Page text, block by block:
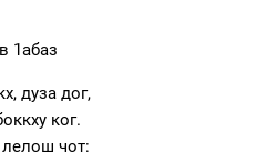
1абаз
дуза дог,
ког.
лелош чот: